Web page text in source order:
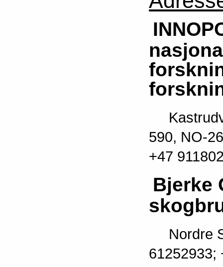
590, NO-
+47
Bjerke
Nordre
61252933;